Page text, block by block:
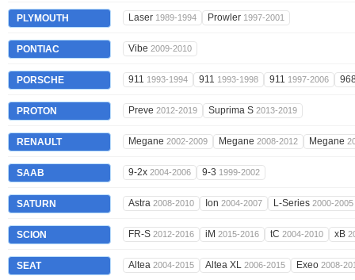
PLYMOUTH Laser 1989-1994 Prowler 1997-2001
PONTIAC Vibe 2009-2010
PORSCHE 911 1993-1994 911 1993-1998 911 1997-2006
PROTON Preve 2012-2019 Suprima S 2013-2019
RENAULT Megane 2002-2009 Megane 2008-2012 Megane
SAAB 9-2x 2004-2006 9-3 1999-2002
SATURN Astra 2008-2010 Ion 2004-2007 L-Series 2000-2005
SCION FR-S 2012-2016 iM 2015-2016 tC 2004-2010 xB
SEAT Altea 2004-2015 Altea XL 2006-2015 Exeo 2008-